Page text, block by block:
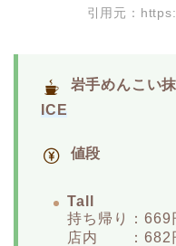
引用元：
岩手めんこい
ICE
値段
Tall
持ち帰り：669
店内 ：682円